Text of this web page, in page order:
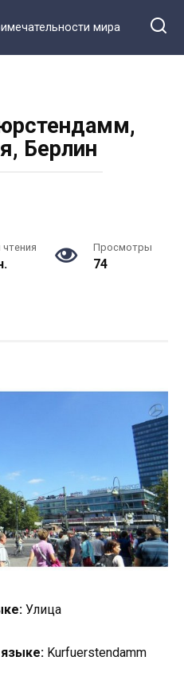
мира
Берлин
Просмотры
74
Улица
Kurfuerstendamm